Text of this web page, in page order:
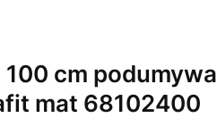
cm
mat 68102400